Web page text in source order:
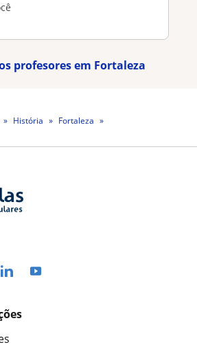
profesores em Fortaleza
História
Fortaleza